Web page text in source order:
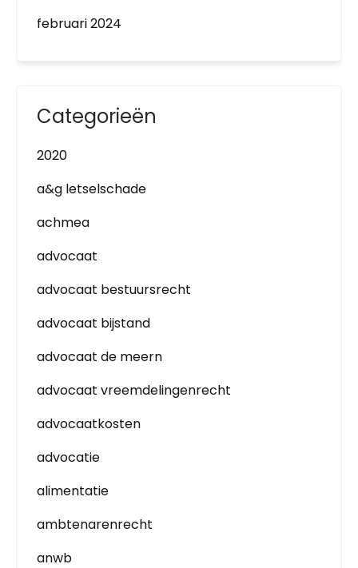
februari 2024
Categorieën
2020
a&g letselschade
achmea
advocaat
advocaat bestuursrecht
advocaat bijstand
advocaat de meern
advocaat vreemdelingenrecht
advocaatkosten
advocatie
alimentatie
ambtenarenrecht
anwb